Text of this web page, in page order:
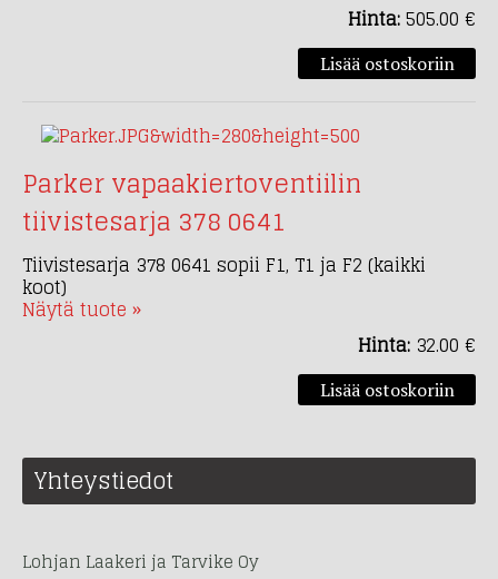
Hinta:505.00 €
Parker vapaakiertoventiilin
tiivistesarja 378 0641
Tiivistesarja 378 0641 sopii F1, T1 ja F2 (kaikki
koot)
Näytä tuote »
Hinta: 32.00 €
Yhteystiedot
Lohjan Laakeri ja Tarvike Oy